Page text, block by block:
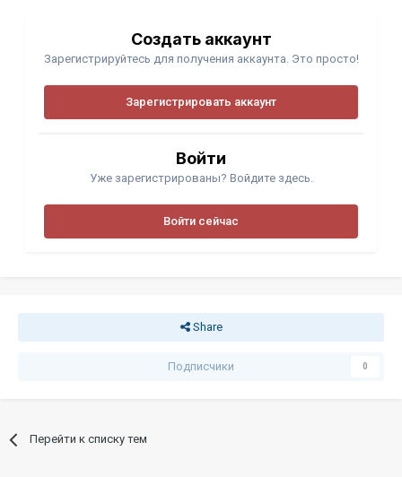
Создать аккаунт
Зарегистрируйтесь для получения аккаунта. Это просто!
Зарегистрировать аккаунт
Войти
Уже зарегистрированы? Войдите здесь.
Войти сейчас
Share
Подписчики 0
Перейти к списку тем